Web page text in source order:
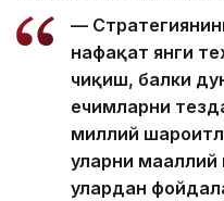
—
нафақат янги
чиқиш, балки
ечимларни
миллий
уларни
улардан